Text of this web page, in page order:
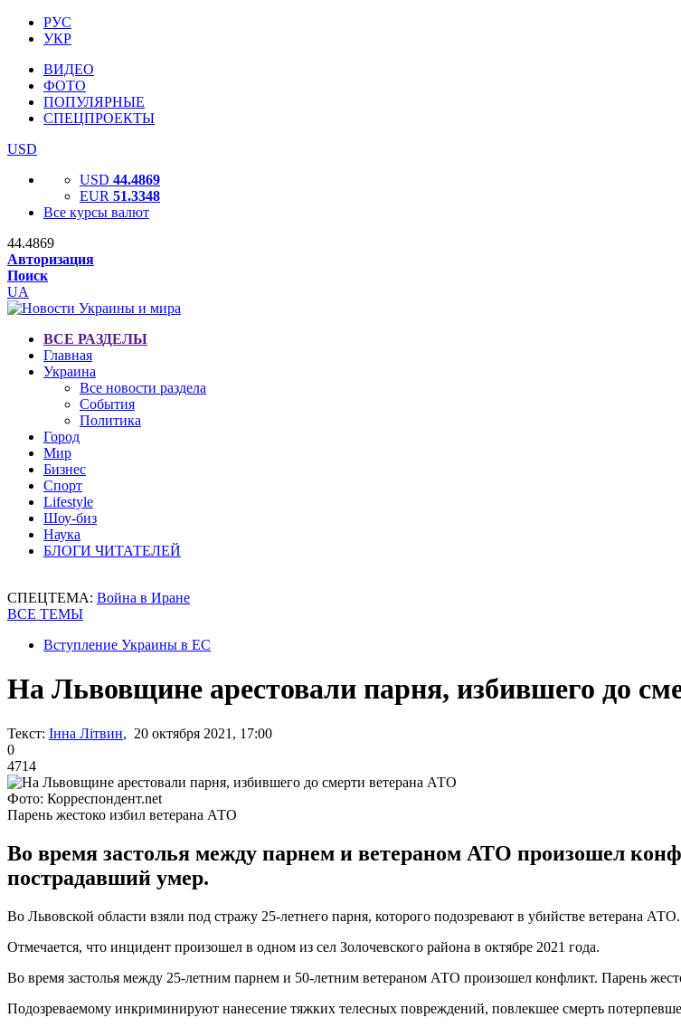
РУС
УКР
ВИДЕО
ФОТО
ПОПУЛЯРНЫЕ
СПЕЦПРОЕКТЫ
USD
USD 44.4869
EUR 51.3348
Все курсы валют
44.4869
Авторизация
Поиск
UA
ВСЕ РАЗДЕЛЫ
Главная
Украина
Все новости раздела
События
Политика
Город
Мир
Бизнес
Спорт
Lifestyle
Шоу-биз
Наука
БЛОГИ ЧИТАТЕЛЕЙ
СПЕЦТЕМА: Война в Иране
ВСЕ ТЕМЫ
Вступление Украины в ЕС
На Львовщине арестовали парня, избившего до
Текст: Інна Літвин, 20 октября 2021, 17:00
0
4714
Фото: Корреспондент.net
Парень жестоко избил ветерана АТО
Во время застолья между парнем и ветераном АТО произошел
пострадавший умер.
Во Львовской области взяли под стражу 25-летнего парня, которого подозревают в убийстве ветерана
Отмечается, что инцидент произошел в одном из сел Золочевского района в октябре 2021 года.
Во время застолья между 25-летним парнем и 50-летним ветераном АТО произошел конфликт. Парень
Подозреваемому инкриминируют нанесение тяжких телесных повреждений, повлекшее смерть